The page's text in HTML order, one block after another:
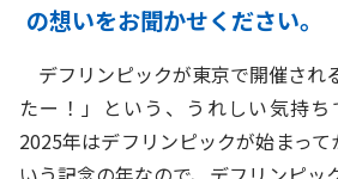
の想いをお聞かせください。
デフリンピックが東京で開催され
たー！」という、うれしい気持ち
2025年はデフリンピックが始まっ